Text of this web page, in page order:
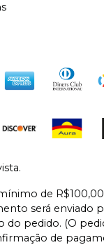
de
será enviado
do pedido. (O
de